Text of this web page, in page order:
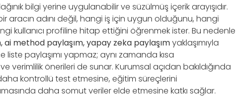
bilgi yerine uygulanabilir ve süzülmüş içerik arayışıdır.
aracın adını değil, hangi iş için uygun olduğunu, hangi
kullanıcı profiline hitap ettiğini öğrenmek ister. Bu nedenle
method paylaşım, yapay zeka paylaşımyaklaşımıyla
paylaşımı yapmaz; aynı zamanda kısa
verimlilik önerileri de sunar. Kurumsal açıdan bakıldığında
kontrollü test etmesine, eğitim süreçlerini
daha somut veriler elde etmesine katkı sağlar.